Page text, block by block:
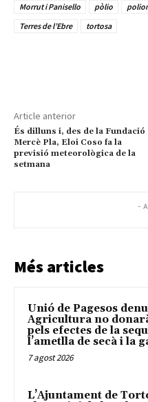
Morrut i Panisello
pòlio
Terres de l’Ebre
tortosa
Article anterior
És dilluns i, des de la Fundació
Mercè Pla, Eloi Coso fa la
previsió meteorològica de la
setmana
-
Més articles
Unió de Pagesos
Agricultura no
pels efectes de la
l’ametlla de secà i la
7 agost 2026
L’Ajuntament de